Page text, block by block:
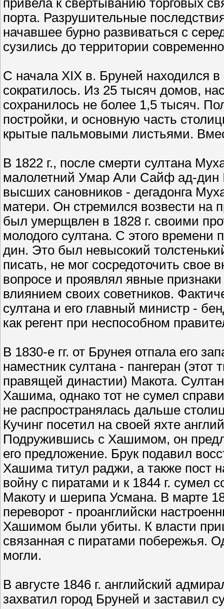
привела к свертыванию торговых
порта. Разрушительные
начавшее бурно развиваться с
сузились до территории
С начала XIX в. Бруней находился
сократилось. Из 25 тысяч домов,
сохранилось не более 1,5 тысяч.
постройки, и основную часть
крытые пальмовыми листьями.
В 1822 г., после смерти султана
малолетний Умар Али Сайф ад-дин
высших сановников - дегадонга
матери. Он стремился возвести на
был умерщвлен в 1828 г. своими
молодого султана. С этого
дин. Это был невысокий
писать, не мог сосредоточить свое
вопросе и проявлял явные
влиянием своих советников.
султана и его главный министр -
как регент при неспособном
В 1830-е гг. от Брунея отпала его
наместник султана - пангеран
правящей династии) Макота.
Хашима, однако тот не сумел
не распространялась дальше
Кучинг посетил на своей яхте
Подружившись с Хашимом, он
его предложение. Брук подавил
Хашима титул раджи, а также пост
войну с пиратами и к 1844 г. сумел
Макоту и шерипа Усмана. В марте
переворот - проанглийски
Хашимом были убиты. К власти
связанная с пиратами побережья.
могли.
В августе 1846 г. английский
захватил город Бруней и заставил